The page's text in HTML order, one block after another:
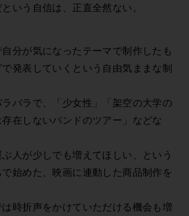
いう自信は、正直全然ない。
分が気になったテーマで制作したも
発表していくという自由気ままな制
バラで、「少女性」「架空の大学の
在しないバンドのツアー」などな
人が少しでも増えてほしい、という
始めた、映画に連動した商品制作を
時折声をかけていただける機会も増